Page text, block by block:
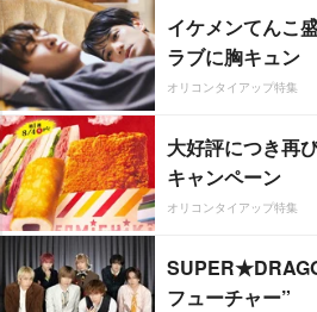
イケメンてんこ
ラブに胸キュン
オリコンタイアップ特集
大好評につき再
キャンペーン
オリコンタイアップ特集
フューチャー”